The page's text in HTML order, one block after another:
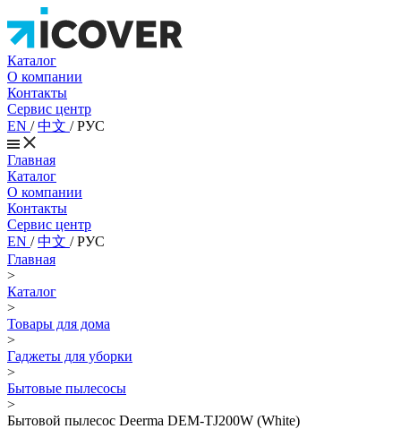
Каталог
О компании
Контакты
Сервис центр
EN /中文 /РУС
Главная
Каталог
О компании
Контакты
Сервис центр
EN /中文 /РУС
Главная
>
Каталог
>
Товары для дома
>
Гаджеты для уборки
>
Бытовые пылесосы
>
Бытовой пылесос Deerma DEM-TJ200W (White)